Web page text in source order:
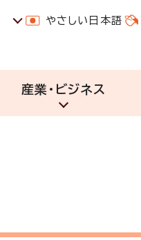
やさしい日本語
産業・ビジネス